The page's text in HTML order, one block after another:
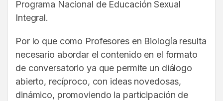
Programa Nacional de Educación Sexual
Integral.
Por lo que como Profesores en Biología resulta
necesario abordar el contenido en el formato
de conversatorio ya que permite un diálogo
abierto, recíproco, con ideas novedosas,
dinámico, promoviendo la participación de